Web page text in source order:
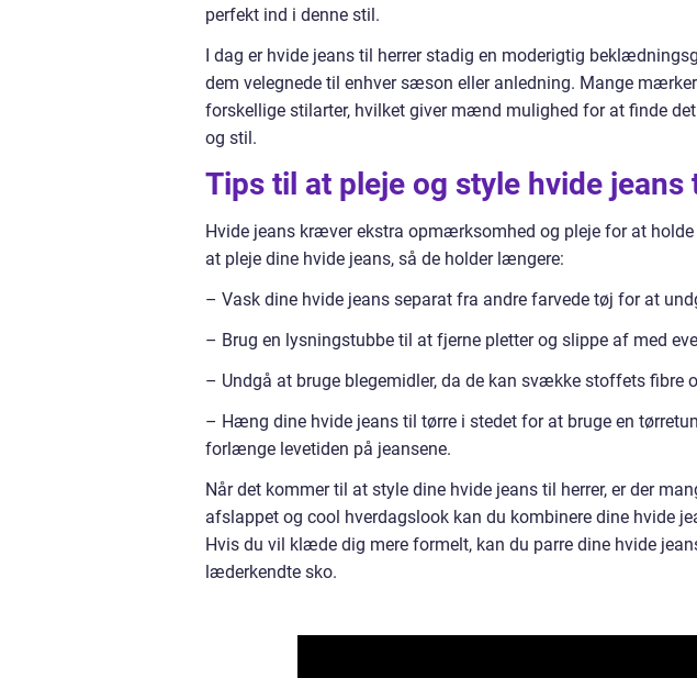
perfekt ind i denne stil.
I dag er hvide jeans til herrer stadig en moderigtig
dem velegnede til enhver sæson eller anledning. Mange
forskellige stilarter, hvilket giver mænd mulighed for at finde
og stil.
Tips til at pleje og style hvide jeans
Hvide jeans kræver ekstra opmærksomhed og pleje for at holde
at pleje dine hvide jeans, så de holder længere:
– Vask dine hvide jeans separat fra andre farvede tøj for at
– Brug en lysningstubbe til at fjerne pletter og slippe af med
– Undgå at bruge blegemidler, da de kan svække stoffets fibre
– Hæng dine hvide jeans til tørre i stedet for at bruge en
forlænge levetiden på jeansene.
Når det kommer til at style dine hvide jeans til herrer, er der
afslappet og cool hverdagslook kan du kombinere dine hvide
Hvis du vil klæde dig mere formelt, kan du parre dine hvide
læderkendte sko.